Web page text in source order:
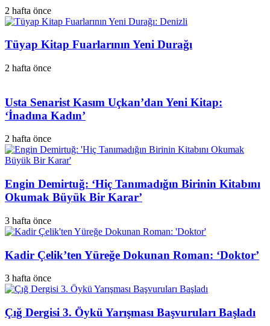
2 hafta önce
Tüyap Kitap Fuarlarının Yeni Durağı
2 hafta önce
Usta Senarist Kasım Uçkan’dan Yeni Kitap:
‘İnadına Kadın’
2 hafta önce
Engin Demirtuğ: ‘Hiç Tanımadığın Birinin Kitabını
Okumak Büyük Bir Karar’
3 hafta önce
Kadir Çelik’ten Yüreğe Dokunan Roman: ‘Doktor’
3 hafta önce
Çığ Dergisi 3. Öykü Yarışması Başvuruları Başladı